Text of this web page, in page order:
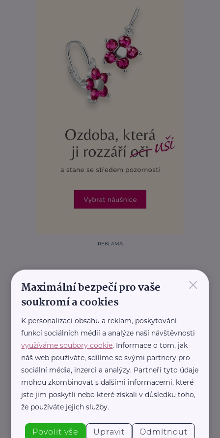
REKLAMA
Další články
ADDICTS PR
Zvětšené uzliny v létě? Kdy jde jen o reakci na
infekci a kdy je čas navštívit lékaře
Péče o sebe Prevence U lékaře Zdraví
×
Maximální bezpečí pro vaše
soukromí a cookies
K personalizaci obsahu a reklam, poskytování
funkcí sociálních médií a analýze naší návštěvnosti
využíváme soubory cookie. Informace o tom, jak
náš web používáte, sdílíme se svými partnery pro
sociální média, inzerci a analýzy. Partneři tyto údaje
mohou zkombinovat s dalšími informacemi, které
jste jim poskytli nebo které získali v důsledku toho,
že používáte jejich služby.
Povolit vše Upravit Odmítnout